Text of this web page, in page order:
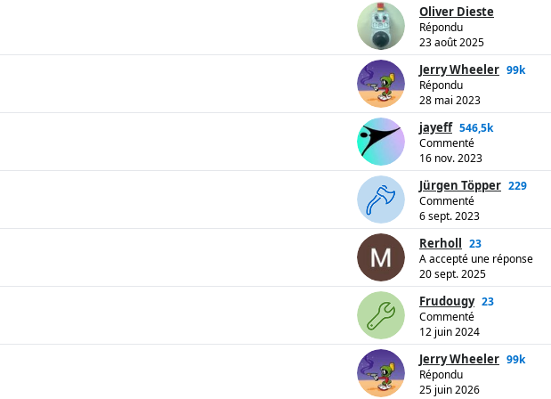
Oliver Dieste
Répondu
23 août 2025
Jerry Wheeler 99k
Répondu
28 mai 2023
jayeff 546,5k
Commenté
16 nov. 2023
Jürgen Töpper 229
Commenté
6 sept. 2023
Rerholl 23
A accepté une réponse
20 sept. 2025
Frudougy 23
Commenté
12 juin 2024
Jerry Wheeler 99k
Répondu
25 juin 2026